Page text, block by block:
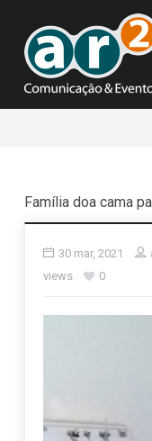
Família doa cama
30 mar, 2021
views
0